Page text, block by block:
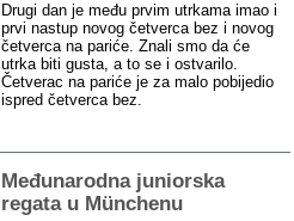
Drugi dan je među prvim utrkama imao i
prvi nastup novog četverca bez i novog
četverca na pariće. Znali smo da će
utrka biti gusta, a to se i ostvarilo.
Četverac na pariće je za malo pobijedio
ispred četverca bez.
Međunarodna juniorska
regata u Münchenu